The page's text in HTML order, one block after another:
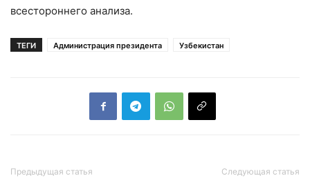
всестороннего анализа.
ТЕГИ Администрация президента Узбекистан
Предыдущая статья Следующая статья